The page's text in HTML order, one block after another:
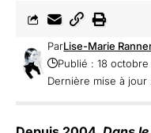
Dernière mise à jour
ParLise-Marie
Publié : 18